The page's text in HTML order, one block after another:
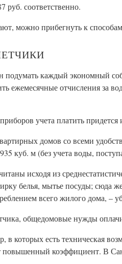
руб. соответственно.
можно прибегнуть к
подумать каждый экономный
ежемесячные отчисления за
учета платить
домов со всеми
куб. м (без учета воды,
исходя из
белья, мытье посуды; сюда
всего жилого дома, –
общедомовые нужды
в которых есть техническая
повышенный коэффициент. В